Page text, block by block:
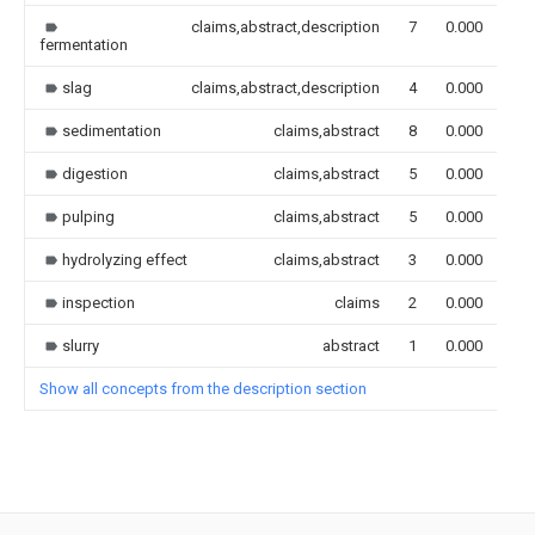
fermentation
claims,abstract,description 7 0.000
slag claims,abstract,description 4 0.000
sedimentation claims,abstract 8 0.000
digestion claims,abstract 5 0.000
pulping claims,abstract 5 0.000
hydrolyzing effect claims,abstract 3 0.000
inspection claims 2 0.000
slurry abstract 1 0.000
Show all concepts from the description section